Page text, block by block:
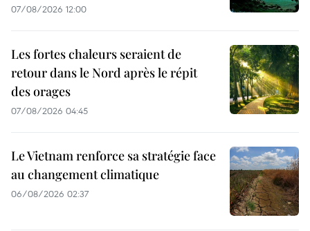
07/08/2026 12:00
Les fortes chaleurs seraient de
retour dans le Nord après le répit
des orages
07/08/2026 04:45
Le Vietnam renforce sa stratégie face
au changement climatique
06/08/2026 02:37